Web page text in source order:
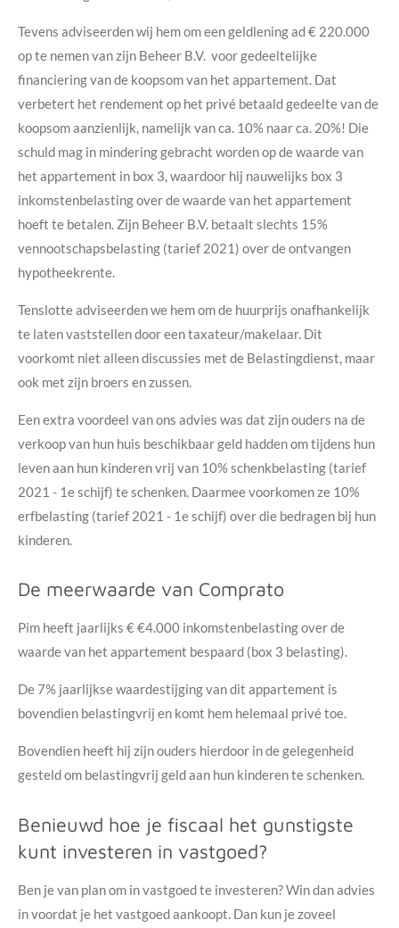
Tevens adviseerden wij hem om een geldlening ad € 220.000
op te nemen van zijn Beheer B.V. voor gedeeltelijke
financiering van de koopsom van het appartement. Dat
verbetert het rendement op het privé betaald gedeelte van de
koopsom aanzienlijk, namelijk van ca. 10% naar ca. 20%! Die
schuld mag in mindering gebracht worden op de waarde van
het appartement in box 3, waardoor hij nauwelijks box 3
inkomstenbelasting over de waarde van het appartement
hoeft te betalen. Zijn Beheer B.V. betaalt slechts 15%
vennootschapsbelasting (tarief 2021) over de ontvangen
hypotheekrente.
Tenslotte adviseerden we hem om de huurprijs onafhankelijk
te laten vaststellen door een taxateur/makelaar. Dit
voorkomt niet alleen discussies met de Belastingdienst, maar
ook met zijn broers en zussen.
Een extra voordeel van ons advies was dat zijn ouders na de
verkoop van hun huis beschikbaar geld hadden om tijdens hun
leven aan hun kinderen vrij van 10% schenkbelasting (tarief
2021 - 1e schijf) te schenken. Daarmee voorkomen ze 10%
erfbelasting (tarief 2021 - 1e schijf) over die bedragen bij hun
kinderen.
De meerwaarde van Comprato
Pim heeft jaarlijks € €4.000 inkomstenbelasting over de
waarde van het appartement bespaard (box 3 belasting).
De 7% jaarlijkse waardestijging van dit appartement is
bovendien belastingvrij en komt hem helemaal privé toe.
Bovendien heeft hij zijn ouders hierdoor in de gelegenheid
gesteld om belastingvrij geld aan hun kinderen te schenken.
Benieuwd hoe je fiscaal het gunstigste
kunt investeren in vastgoed?
Ben je van plan om in vastgoed te investeren? Win dan advies
in voordat je het vastgoed aankoopt. Dan kun je zoveel